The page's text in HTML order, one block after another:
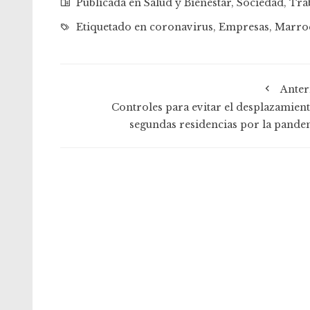
Publicada en Salud y Bienestar, Sociedad,
Etiquetado en coronavirus, Empresas,
Controles para evitar el
segundas residencias por la